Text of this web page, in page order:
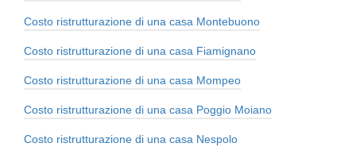
Costo ristrutturazione di una casa Montebuono
Costo ristrutturazione di una casa Fiamignano
Costo ristrutturazione di una casa Mompeo
Costo ristrutturazione di una casa Poggio Moiano
Costo ristrutturazione di una casa Nespolo